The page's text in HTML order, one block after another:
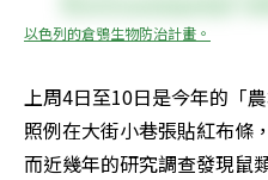
以色列的倉鴞生物防治計畫。
上周4日至10日是今年的「
照例在大街小巷張貼紅布條
而近幾年的研究調查發現鼠